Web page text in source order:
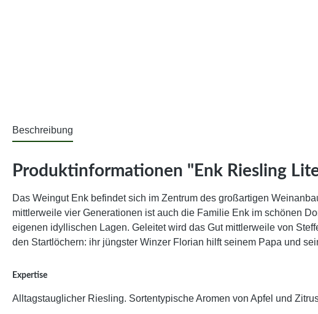
Beschreibung
Produktinformationen "Enk Riesling
Das Weingut Enk befindet sich im Zentrum des großartigen
mittlerweile vier Generationen ist auch die Familie Enk im schönen
eigenen idyllischen Lagen. Geleitet wird das Gut mittlerweile von
den Startlöchern: ihr jüngster Winzer Florian hilft seinem Papa und
Expertise
Alltagstauglicher Riesling. Sortentypische Aromen von Apfel und